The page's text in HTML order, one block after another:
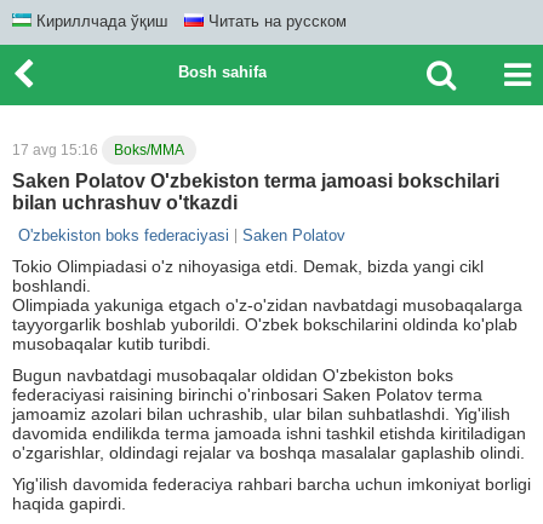
Кириллчада ўқиш Читать на русском
Bosh sahifa
17 avg 15:16 Boks/MMA
Saken Polatov O'zbekiston terma jamoasi bokschilari
bilan uchrashuv o'tkazdi
O'zbekiston boks federaciyasi Saken Polatov
Tokio Olimpiadasi o'z nihoyasiga etdi. Demak, bizda yangi cikl
boshlandi.
Olimpiada yakuniga etgach o'z-o'zidan navbatdagi musobaqalarga
tayyorgarlik boshlab yuborildi. O'zbek bokschilarini oldinda ko'plab
musobaqalar kutib turibdi.
Bugun navbatdagi musobaqalar oldidan O'zbekiston boks
federaciyasi raisining birinchi o'rinbosari Saken Polatov terma
jamoamiz azolari bilan uchrashib, ular bilan suhbatlashdi. Yig'ilish
davomida endilikda terma jamoada ishni tashkil etishda kiritiladigan
o'zgarishlar, oldindagi rejalar va boshqa masalalar gaplashib olindi.
Yig'ilish davomida federaciya rahbari barcha uchun imkoniyat borligi
haqida gapirdi.